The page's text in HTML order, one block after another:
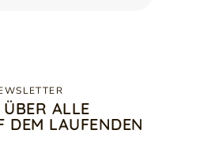
ALLE
DEM LAUFENDEN